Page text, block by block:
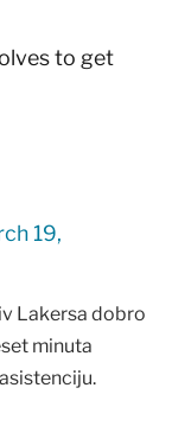
to get
19,
Lakersa dobro
minuta